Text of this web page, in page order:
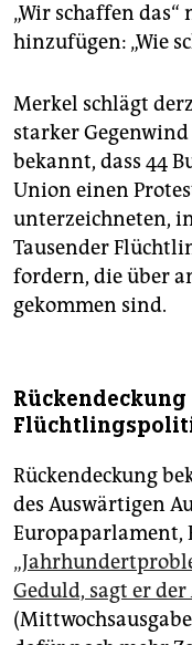
„Wir schaffen
hinzufügen: „Wie
Merkel schlägt
starker
bekannt, dass 44
Union einen
unterzeichneten,
Tausender
fordern, die über
gekommen sind.
Rückendeckung
des Auswärtigen
Europaparlament,
Geduld, sagt er der